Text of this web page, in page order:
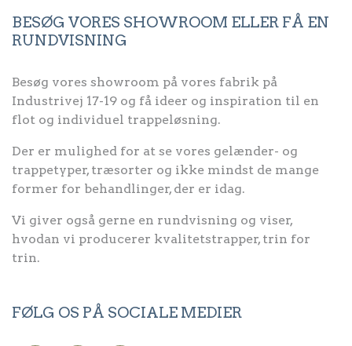
BESØG VORES SHOWROOM ELLER FÅ EN
RUNDVISNING
Besøg vores showroom på vores fabrik på
Industrivej 17-19 og få ideer og inspiration til en
flot og individuel trappeløsning.
Der er mulighed for at se vores gelænder- og
trappetyper, træsorter og ikke mindst de mange
former for behandlinger, der er idag.
Vi giver også gerne en rundvisning og viser,
hvodan vi producerer kvalitetstrapper, trin for
trin.
FØLG OS PÅ SOCIALE MEDIER